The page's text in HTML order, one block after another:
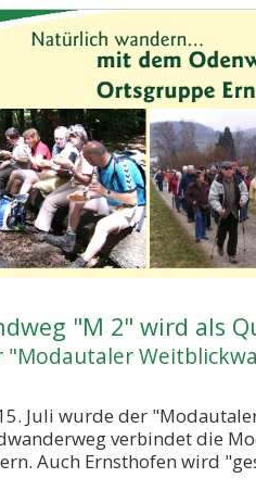
"M 2" wird als
"Modautaler
Juli wurde der
verbindet die
Auch Ernsthofen wird